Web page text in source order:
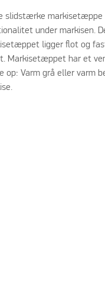
slidstærke markisetæppe
under markisen.
ligger flot og
Markisetæppet har et
op: Varm grå eller varm